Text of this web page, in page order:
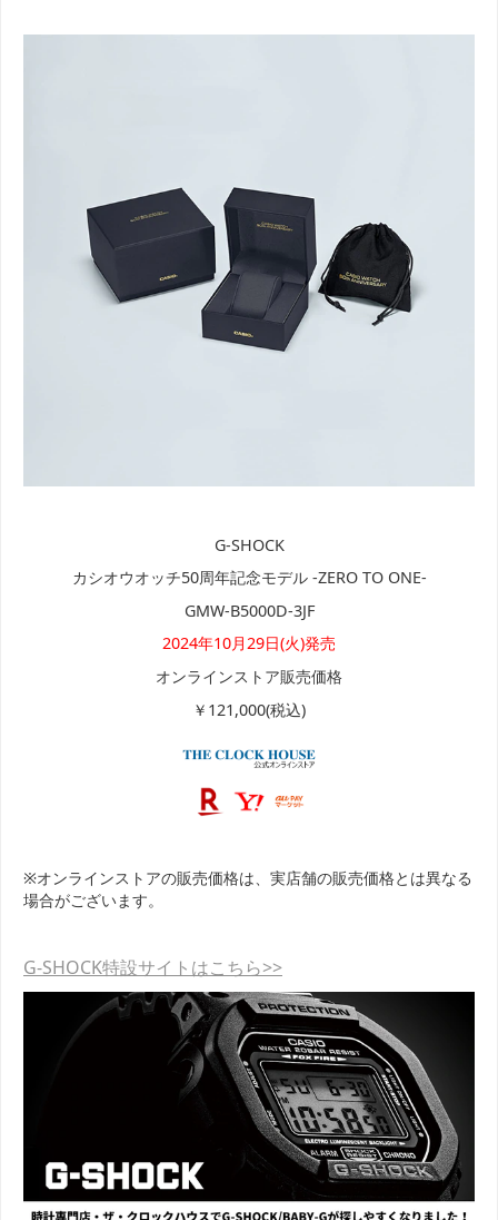
G-SHOCK
カシオウオッチ50周年記念モデル -ZERO TO ONE-
GMW-B5000D-3JF
2024年10月29日(火)発売
オンラインストア販売価格
￥121,000(税込)
※オンラインストアの販売価格は、実店舗の販売価格とは異なる
場合がございます。
G-SHOCK特設サイトはこちら>>